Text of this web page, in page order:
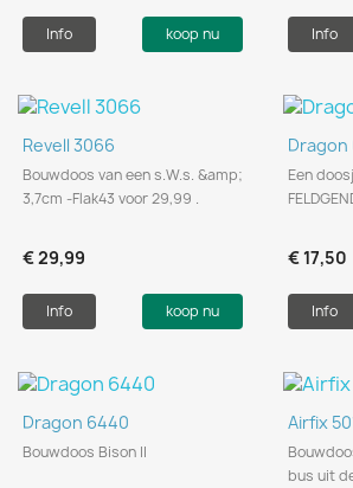
Info koop nu Info
Revell 3066
Bouwdoos van een s.W.s. &amp;
3,7cm -Flak43 voor 29,99 .
€ 29,99
Info koop nu
Dragon
Een
€ 17,50
Info
Dragon 6440
Bouwdoos Bison II
Airfix
bus uit